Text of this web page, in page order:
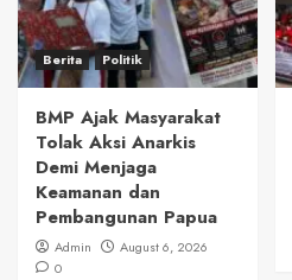
Berita Politik
BMP Ajak Masyarakat
Tolak Aksi Anarkis
Demi Menjaga
Keamanan dan
Pembangunan Papua
Admin
August 6, 2026
0